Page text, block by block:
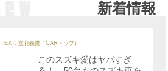
新着情報
TEXT: 立花義鷹（CARトップ）
このスズキ愛はヤバすぎ